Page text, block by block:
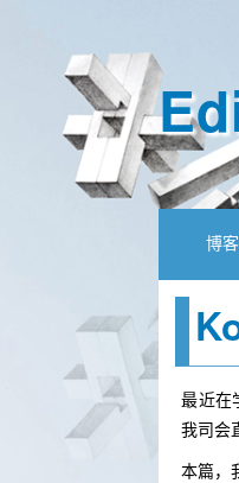
博
最近在
我司会
本篇，